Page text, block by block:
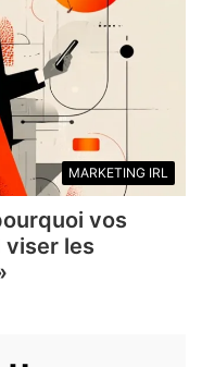
MARKETING IRL
vos
viser les